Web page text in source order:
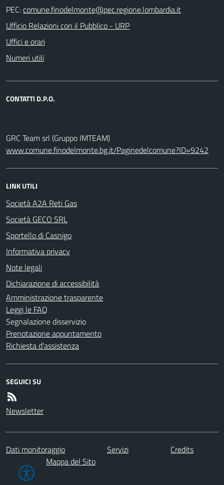
PEC:
Ufficio Relazioni con il Pubblico - URP
Uffici e orari
Numeri utili
CONTATTI D.P.O.
GRC Team srl (Gruppo IMTEAM)
www.comune.finodelmonte.bg.it/Paginedelcomune?ID=9242
LINK UTILI
Società A2A Reti Gas
Società GECO SRL
Sportello di Casnigo
Informativa privacy
Note legali
Dichiarazione di accessibilità
Amministrazione trasparente
Leggi le FAQ
Segnalazione disservizio
Prenotazione appuntamento
Richiesta d'assistenza
SEGUICI SU
Newsletter
Dati monitoraggio Servizi
Credits
Mappa del Sito